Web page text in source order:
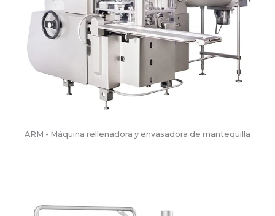
ARM - Máquina rellenadora y envasadora de mantequilla